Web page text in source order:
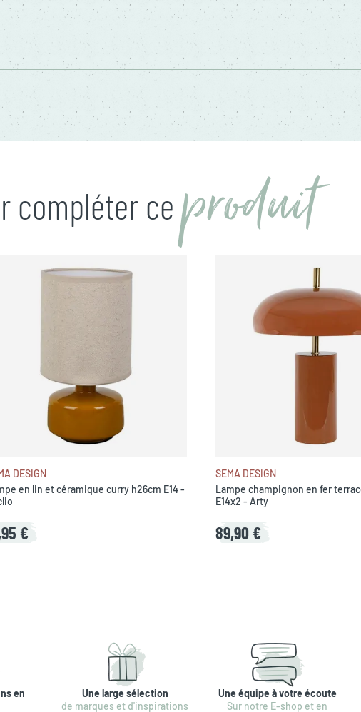
compléter ce produit
DESIGN
en lin et céramique curry h26cm E14 -
€
SEMA DESIGN
Lampe champignon en fer
E14x2 - Arty
89,90 €
en
Une large sélection
de marques et d'inspirations
Une équipe à votre écoute
Sur notre E-shop et en